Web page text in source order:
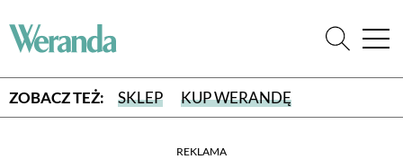
ZOBACZ TEŻ: SKLEP KUP WERANDĘ
REKLAMA